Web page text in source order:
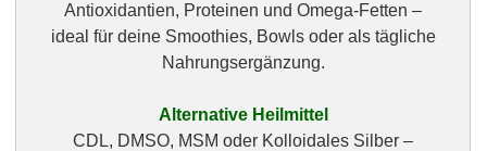
Antioxidantien, Proteinen und Omega‑Fetten –
ideal für deine Smoothies, Bowls oder als tägliche
Nahrungsergänzung.
Alternative Heilmittel
CDL, DMSO, MSM oder Kolloidales Silber –